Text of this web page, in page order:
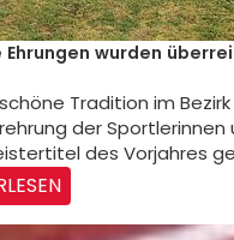
Ehrungen wurden
Tradition im
der Sportlerinnen
des Vorjahres